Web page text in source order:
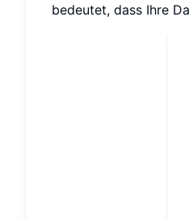
bedeutet, dass Ihre